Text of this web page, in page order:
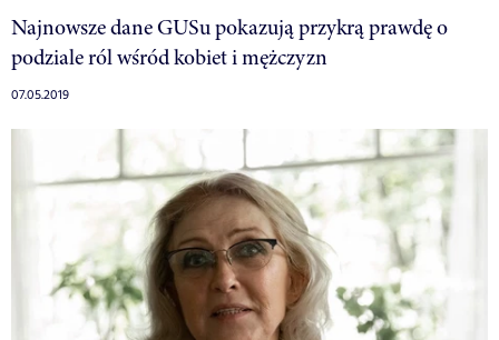
Najnowsze dane GUSu pokazują przykrą prawdę o
podziale ról wśród kobiet i mężczyzn
07.05.2019